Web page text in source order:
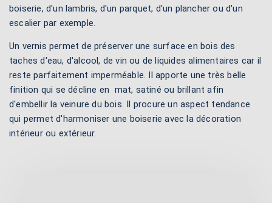
boiserie, d'un lambris, d'un parquet, d'un plancher ou d'un
escalier par exemple.
Un vernis permet de préserver une surface en bois des
taches d'eau, d'alcool, de vin ou de liquides alimentaires car il
reste parfaitement imperméable. Il apporte une très belle
finition qui se décline en mat, satiné ou brillant afin
d'embellir la veinure du bois. Il procure un aspect tendance
qui permet d'harmoniser une boiserie avec la décoration
intérieur ou extérieur.